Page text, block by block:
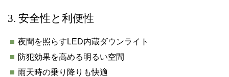
3. 安全性と利便性
夜間を照らすLED内蔵ダウンライト
防犯効果を高める明るい空間
雨天時の乗り降りも快適